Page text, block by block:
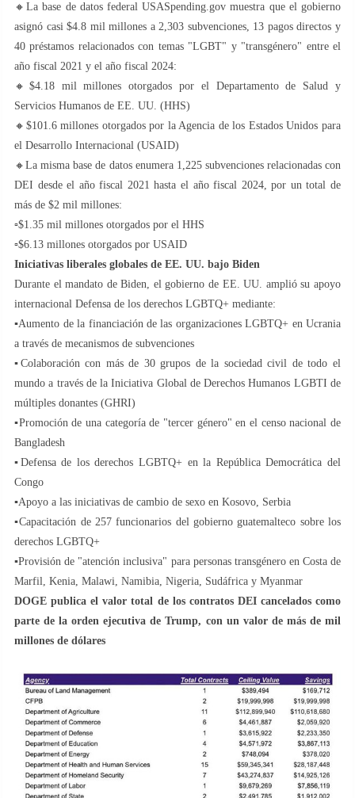
🔸La base de datos federal USASpending.gov muestra que el gobierno
asignó casi $4.8 mil millones a 2,303 subvenciones, 13 pagos directos y
40 préstamos relacionados con temas "LGBT" y "transgénero" entre el
año fiscal 2021 y el año fiscal 2024:
🔸$4.18 mil millones otorgados por el Departamento de Salud y
Servicios Humanos de EE. UU. (HHS)
🔸$101.6 millones otorgados por la Agencia de los Estados Unidos para
el Desarrollo Internacional (USAID)
🔸La misma base de datos enumera 1,225 subvenciones relacionadas con
DEI desde el año fiscal 2021 hasta el año fiscal 2024, por un total de
más de $2 mil millones:
▫️$1.35 mil millones otorgados por el HHS
▫️$6.13 millones otorgados por USAID
Iniciativas liberales globales de EE. UU. bajo Biden
Durante el mandato de Biden, el gobierno de EE. UU. amplió su apoyo
internacional Defensa de los derechos LGBTQ+ mediante:
▪️Aumento de la financiación de las organizaciones LGBTQ+ en Ucrania
a través de mecanismos de subvenciones
▪️Colaboración con más de 30 grupos de la sociedad civil de todo el
mundo a través de la Iniciativa Global de Derechos Humanos LGBTI de
múltiples donantes (GHRI)
▪️Promoción de una categoría de "tercer género" en el censo nacional de
Bangladesh
▪️Defensa de los derechos LGBTQ+ en la República Democrática del
Congo
▪️Apoyo a las iniciativas de cambio de sexo en Kosovo, Serbia
▪️Capacitación de 257 funcionarios del gobierno guatemalteco sobre los
derechos LGBTQ+
▪️Provisión de "atención inclusiva" para personas transgénero en Costa de
Marfil, Kenia, Malawi, Namibia, Nigeria, Sudáfrica y Myanmar
DOGE publica el valor total de los contratos DEI cancelados como
parte de la orden ejecutiva de Trump, con un valor de más de mil
millones de dólares